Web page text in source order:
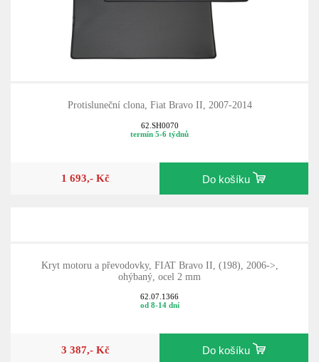
Protisluneční clona, Fiat Bravo II, 2007-2014
62.SH0070
termín 5-6 týdnů
1 693,- Kč Do košíku
Kryt motoru a převodovky, FIAT Bravo II, (198), 2006->,
ohýbaný, ocel 2 mm
62.07.1366
od 8-14 dní
3 387,- Kč Do košíku